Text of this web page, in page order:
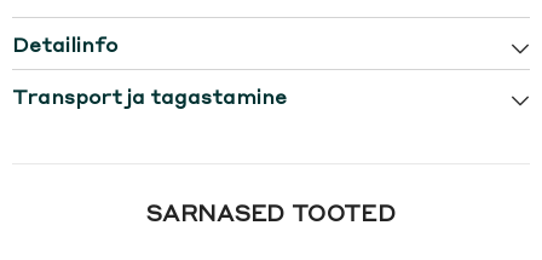
Detailinfo
Transport ja tagastamine
SARNASED TOOTED